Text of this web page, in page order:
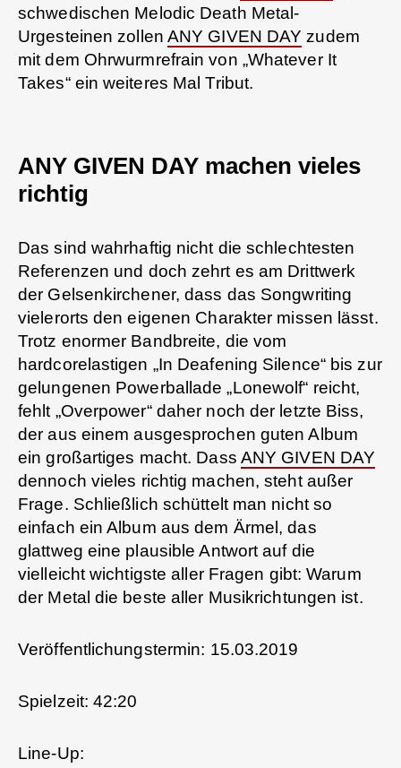
schwedischen Melodic Death Metal-
Urgesteinen zollen ANY GIVEN DAY zudem
mit dem Ohrwurmrefrain von „Whatever It
Takes“ ein weiteres Mal Tribut.
ANY GIVEN DAY machen vieles
richtig
Das sind wahrhaftig nicht die schlechtesten
Referenzen und doch zehrt es am Drittwerk
der Gelsenkirchener, dass das Songwriting
vielerorts den eigenen Charakter missen lässt.
Trotz enormer Bandbreite, die vom
hardcorelastigen „In Deafening Silence“ bis zur
gelungenen Powerballade „Lonewolf“ reicht,
fehlt „Overpower“ daher noch der letzte Biss,
der aus einem ausgesprochen guten Album
ein großartiges macht. Dass ANY GIVEN DAY
dennoch vieles richtig machen, steht außer
Frage. Schließlich schüttelt man nicht so
einfach ein Album aus dem Ärmel, das
glattweg eine plausible Antwort auf die
vielleicht wichtigste aller Fragen gibt: Warum
der Metal die beste aller Musikrichtungen ist.
Veröffentlichungstermin: 15.03.2019
Spielzeit: 42:20
Line-Up: